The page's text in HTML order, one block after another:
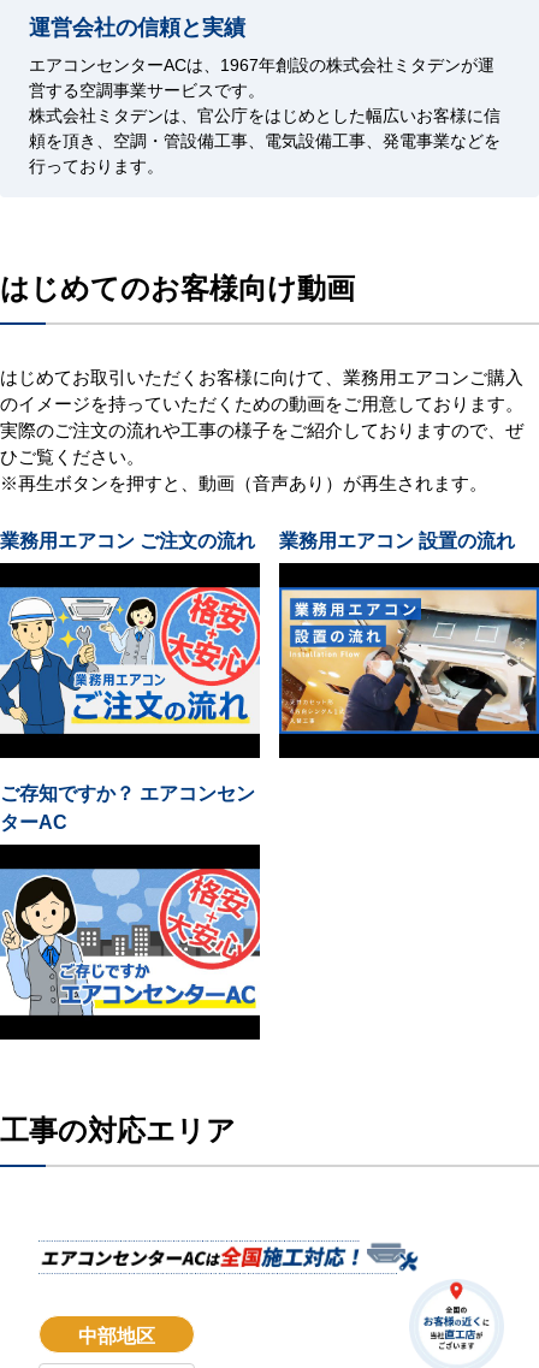
運営会社の信頼と実績
エアコンセンターACは、1967年創設の株式会社ミタデンが運
営する空調事業サービスです。
株式会社ミタデンは、官公庁をはじめとした幅広いお客様に信
頼を頂き、空調・管設備工事、電気設備工事、発電事業などを
行っております。
はじめてのお客様向け動画
はじめてお取引いただくお客様に向けて、業務用エアコンご購入
のイメージを持っていただくための動画をご用意しております。
実際のご注文の流れや工事の様子をご紹介しておりますので、ぜ
ひご覧ください。
※再生ボタンを押すと、動画（音声あり）が再生されます。
業務用エアコン ご注文の流れ 業務用エアコン 設置の流れ
ご存知ですか？ エアコンセン
ターAC
工事の対応エリア
中部地区